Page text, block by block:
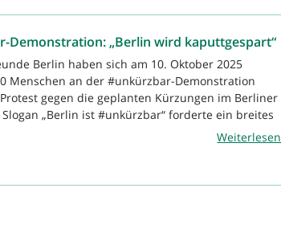
„Berlin wird kaputtgespart“
Berlin haben sich am 10. Oktober 2025
Menschen an der #unkürzbar-Demonstration
gegen die geplanten Kürzungen im Berliner
„Berlin ist #unkürzbar“ forderte ein breites
Weiterlesen